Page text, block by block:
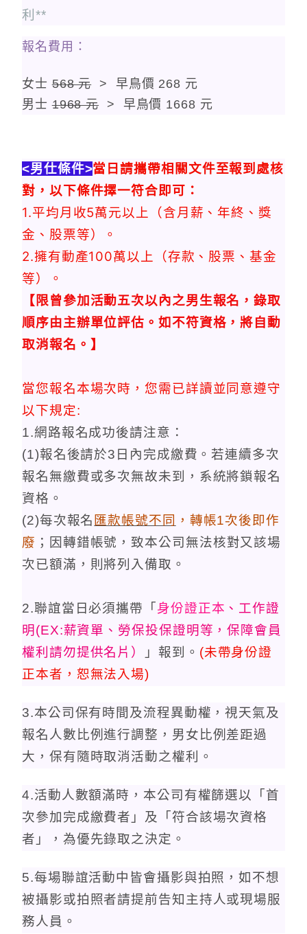
利**
報名費用：
女士568 元> 早鳥價 268 元
男士1968 元 > 早鳥價 1668 元
<男仕條件>當日請攜帶相關文件至報到處核
對，以下條件擇一符合即可：
1.平均月收5萬元以上（含月薪、年終、獎
金、股票等）
。
2.擁有動產100萬以上（存款、股票、基金
等）
。
【限曾參加活動五次以內之男生報名，錄取
順序由主辦單位評估。如不符資格，將自動
取消報名。 】
當您報名本場次時，您需已詳讀並同意遵守
以下規定:
1.網路報名成功後請注意：
(1)報名後請於3日內完成繳費。若連續多次
報名無繳費或多次無故未到，系統將鎖報名
資格。
(2)每次報名 匯款帳號不同 ，轉帳1次後即作
廢 ；因轉錯帳號，致本公司無法核對又該場
次已額滿，則將列入備取。
2.聯誼當日必須攜帶「 身份證正本 、工作證
明(EX:薪資單 、勞保投保證明 等，保障會員
權利請勿提供名片）
」報到。 (未帶身份證
正本者，恕無法入場)
3.本公司保有時間及流程異動權，視天氣及
報名人數比例進行調整，男女比例差距過
大，保有隨時取消活動之權利。
4.活動人數額滿時，本公司有權篩選以「首
次參加完成繳費者」及「符合該場次資格
者」，為優先錄取之決定。
5.每場聯誼活動中皆會攝影與拍照，如不想
被攝影或拍照者請提前告知主持人或現場服
務人員。